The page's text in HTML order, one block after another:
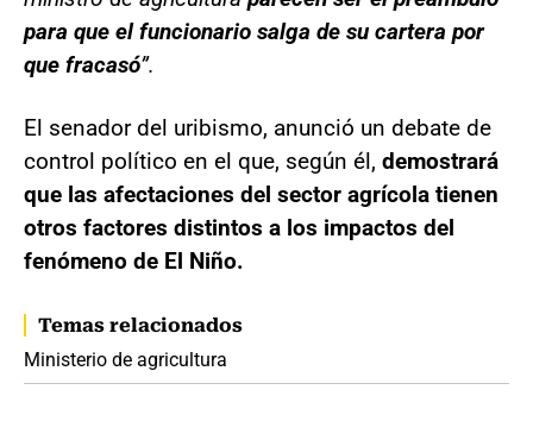
para que el funcionario salga de su cartera por
que fracasó”.
El senador del uribismo, anunció un debate de
control político en el que, según él, demostrará
que las afectaciones del sector agrícola tienen
otros factores distintos a los impactos del
fenómeno de El Niño.
Temas relacionados
Ministerio de agricultura